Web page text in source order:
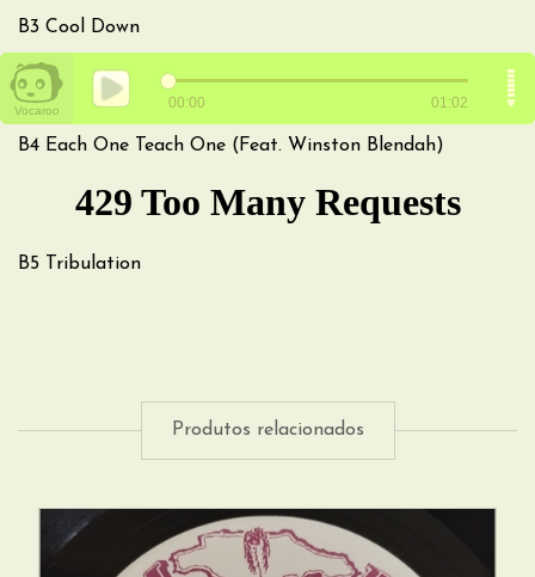
B3 Cool Down
B4 Each One Teach One (Feat. Winston Blendah)
B5 Tribulation
Produtos relacionados